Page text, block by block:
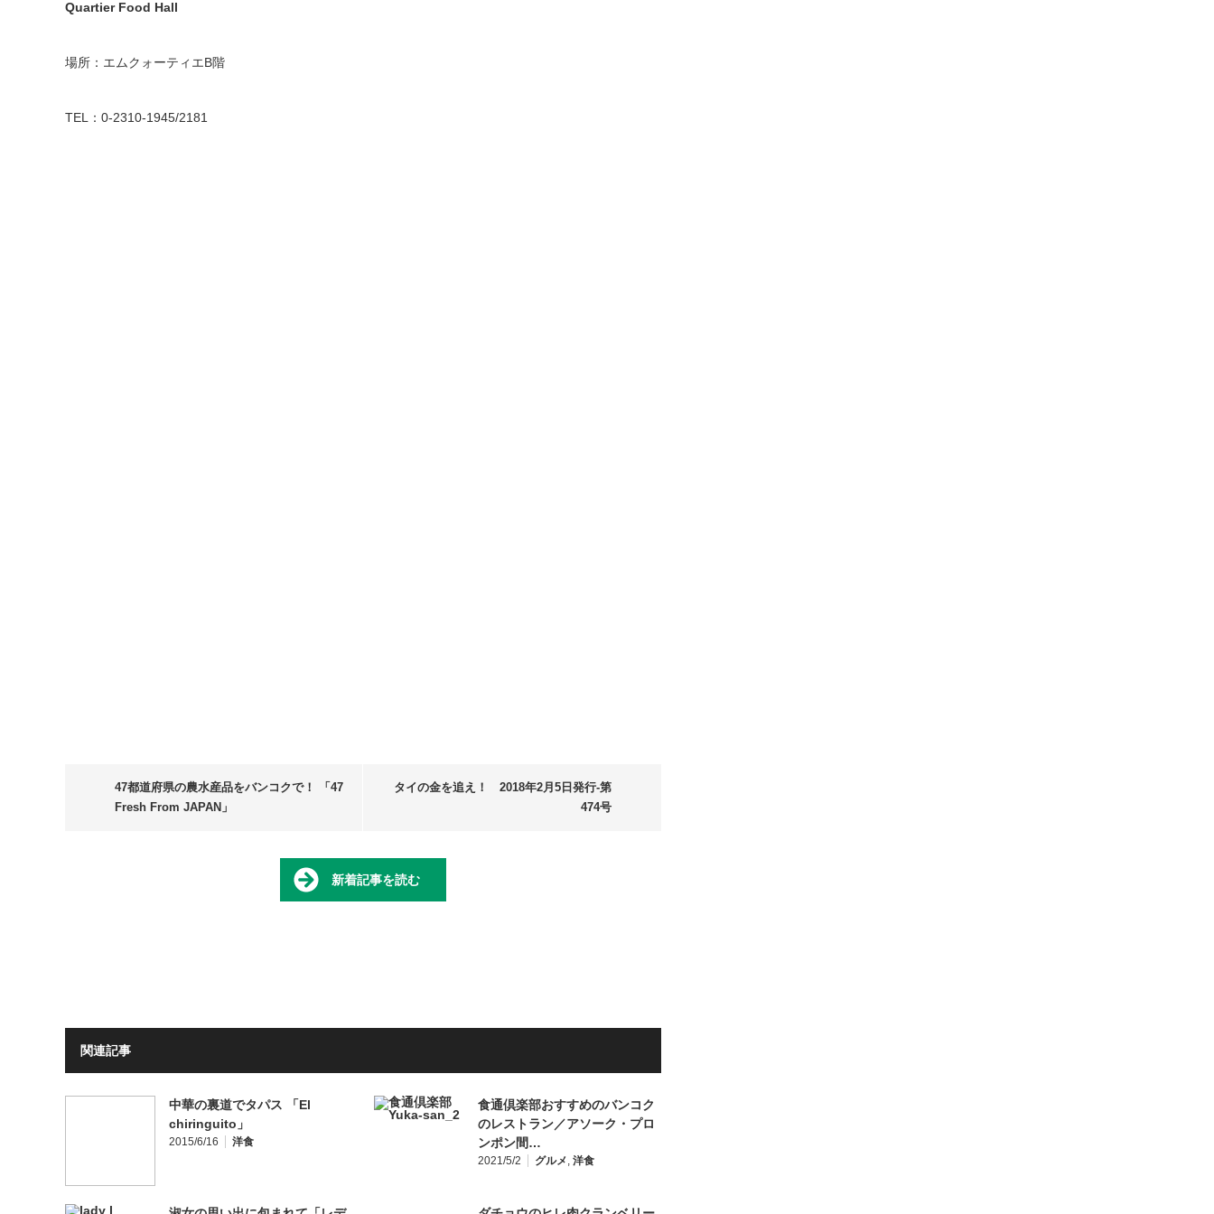
Quartier Food Hall
場所：エムクォーティエB階
TEL：0-2310-1945/2181
47都道府県の農水産品をバンコクで！ 「47
Fresh From JAPAN」
タイの金を追え！ 2018年2月5日発行-第
474号
新着記事を読む
関連記事
中華の裏道でタパス 「El
chiringuito」
2015/6/16 洋食
食通倶楽部おすすめのバンコク
のレストラン／アソーク・プロ
ンポン間…
2021/5/2 グルメ, 洋食